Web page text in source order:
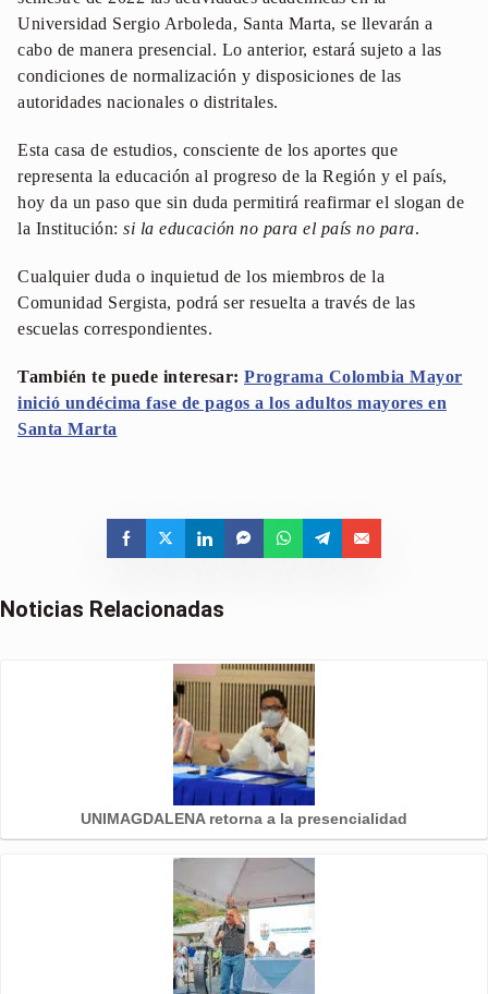
Universidad Sergio Arboleda, Santa Marta, se llevarán a
cabo de manera presencial. Lo anterior, estará sujeto a las
condiciones de normalización y disposiciones de las
autoridades nacionales o distritales.
Esta casa de estudios, consciente de los aportes que
representa la educación al progreso de la Región y el país,
hoy da un paso que sin duda permitirá reafirmar el slogan de
la Institución: si la educación no para el país no para.
Cualquier duda o inquietud de los miembros de la
Comunidad Sergista, podrá ser resuelta a través de las
escuelas correspondientes.
También te puede interesar: Programa Colombia Mayor
inició undécima fase de pagos a los adultos mayores en
Santa Marta
Noticias Relacionadas
UNIMAGDALENA retorna a la presencialidad